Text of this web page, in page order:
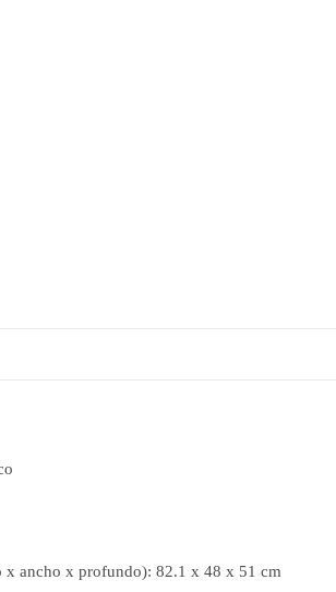
x ancho x profundo): 82.1 x 48 x 51 cm